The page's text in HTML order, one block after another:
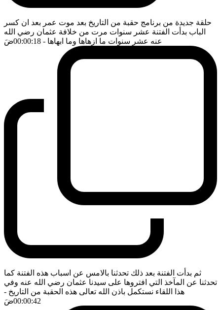
حلقة جديدة من برنامج حقبة من التاريخ بعد موت عمر بعد ان كسر
الباب بدأت الفتنة عشر سنوات مرت من خلافة عثمان رضي الله
عنه عشر سنوات ما ازهاها وما ابهاها - 00:00:18 ضَ
ثم بدأت الفتنة بعد ذلك تحدثنا بالامس عن اسباب هذه الفتنة كما
تحدثنا عن المآخذ التي افتروها على سيدنا عثمان رضي الله عنه وفي
هذا اللقاء نستكمل باذن الله تعالى هذه الحقبة من التاريخ -
00:00:42ضَ